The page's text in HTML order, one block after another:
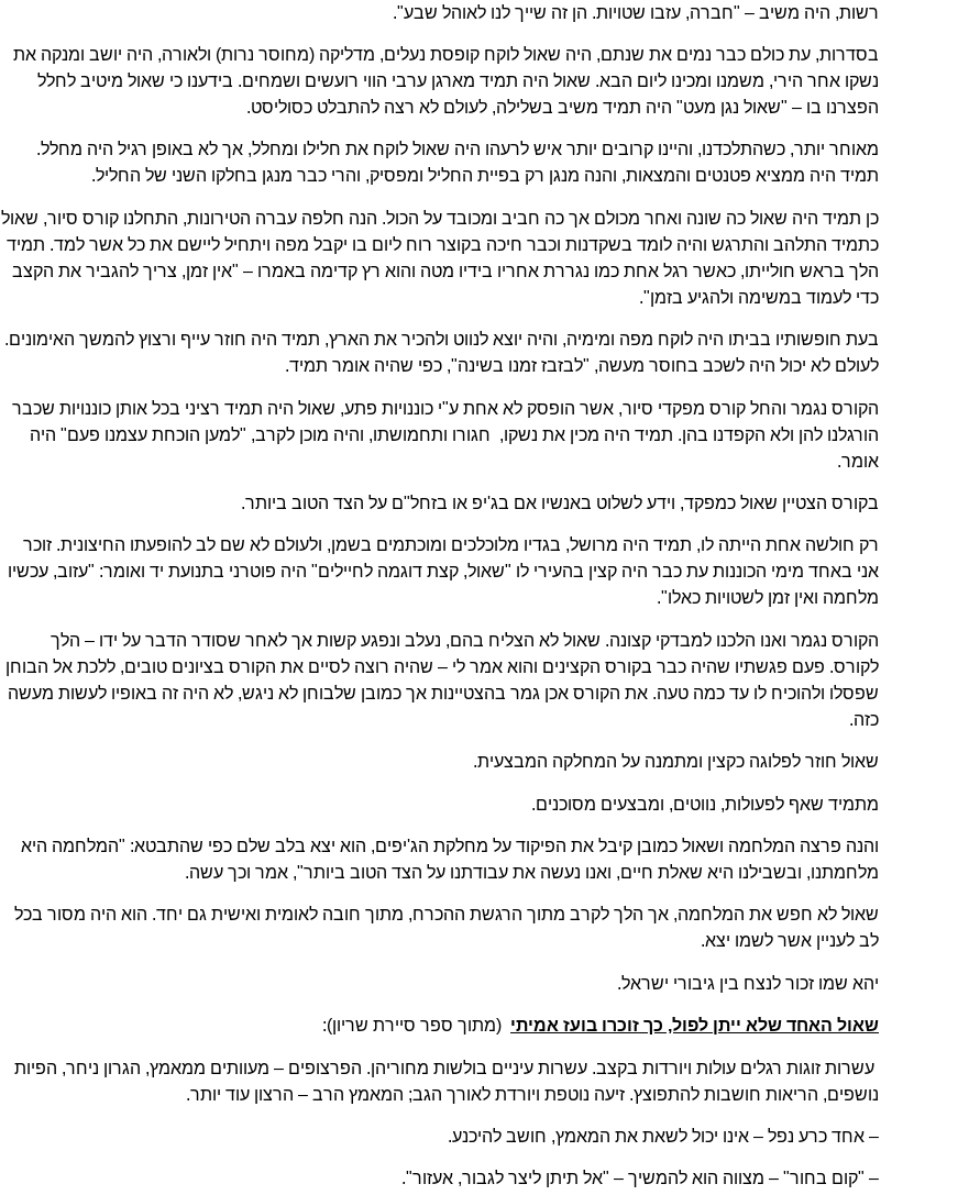
רשות, היה משיב – "חברה, עזבו שטויות. הן זה שייך לנו לאוהל שבע".
בסדרות, עת כולם כבר נמים את שנתם, היה שאול לוקח קופסת נעלים, מדליקה (מחוסר נרות) ולאורה, היה יושב ומנקה את
נשקו אחר הירי, משמנו ומכינו ליום הבא. שאול היה תמיד מארגן ערבי הווי רועשים ושמחים. בידענו כי שאול מיטיב לחלל
הפצרנו בו – "שאול נגן מעט" היה תמיד משיב בשלילה, לעולם לא רצה להתבלט כסוליסט.
מאוחר יותר, כשהתלכדנו, והיינו קרובים יותר איש לרעהו היה שאול לוקח את חלילו ומחלל, אך לא באופן רגיל היה מחלל.
תמיד היה ממציא פטנטים והמצאות, והנה מנגן רק בפיית החליל ומפסיק, והרי כבר מנגן בחלקו השני של החליל.
כן תמיד היה שאול כה שונה ואחר מכולם אך כה חביב ומכובד על הכול. הנה חלפה עברה הטירונות, התחלנו קורס סיור, שאול
כתמיד התלהב והתרגש והיה לומד בשקדנות וכבר חיכה בקוצר רוח ליום בו יקבל מפה ויתחיל ליישם את כל אשר למד. תמיד
הלך בראש חולייתו, כאשר רגל אחת כמו נגררת אחריו בידיו מטה והוא רץ קדימה באמרו – "אין זמן, צריך להגביר את הקצב
כדי לעמוד במשימה ולהגיע בזמן".
בעת חופשותיו בביתו היה לוקח מפה ומימיה, והיה יוצא לנווט ולהכיר את הארץ, תמיד היה חוזר עייף ורצוץ להמשך האימונים.
לעולם לא יכול היה לשכב בחוסר מעשה, "לבזבז זמנו בשינה", כפי שהיה אומר תמיד.
הקורס נגמר והחל קורס מפקדי סיור, אשר הופסק לא אחת ע"י כוננויות פתע, שאול היה תמיד רציני בכל אותן כוננויות שכבר
הורגלנו להן ולא הקפדנו בהן. תמיד היה מכין את נשקו, חגורו ותחמושתו, והיה מוכן לקרב, "למען הוכחת עצמנו פעם" היה
אומר.
בקורס הצטיין שאול כמפקד, וידע לשלוט באנשיו אם בג'יפ או בזחל"ם על הצד הטוב ביותר.
רק חולשה אחת הייתה לו, תמיד היה מרושל, בגדיו מלוכלכים ומוכתמים בשמן, ולעולם לא שם לב להופעתו החיצונית. זוכר
אני באחד מימי הכוננות עת כבר היה קצין בהעירי לו "שאול, קצת דוגמה לחיילים" היה פוטרני בתנועת יד ואומר: "עזוב, עכשיו
מלחמה ואין זמן לשטויות כאלו".
הקורס נגמר ואנו הלכנו למבדקי קצונה. שאול לא הצליח בהם, נעלב ונפגע קשות אך לאחר שסודר הדבר על ידו – הלך
לקורס. פעם פגשתיו שהיה כבר בקורס הקצינים והוא אמר לי – שהיה רוצה לסיים את הקורס בציונים טובים, ללכת אל הבוחן
שפסלו ולהוכיח לו עד כמה טעה. את הקורס אכן גמר בהצטיינות אך כמובן שלבוחן לא ניגש, לא היה זה באופיו לעשות מעשה
כזה.
שאול חוזר לפלוגה כקצין ומתמנה על המחלקה המבצעית.
מתמיד שאף לפעולות, נווטים, ומבצעים מסוכנים.
והנה פרצה המלחמה ושאול כמובן קיבל את הפיקוד על מחלקת הג'יפים, הוא יצא בלב שלם כפי שהתבטא: "המלחמה היא
מלחמתנו, ובשבילנו היא שאלת חיים, ואנו נעשה את עבודתנו על הצד הטוב ביותר", אמר וכך עשה.
שאול לא חפש את המלחמה, אך הלך לקרב מתוך הרגשת ההכרח, מתוך חובה לאומית ואישית גם יחד. הוא היה מסור בכל
לב לעניין אשר לשמו יצא.
יהא שמו זכור לנצח בין גיבורי ישראל.
שאול האחד שלא ייתן לפול, כך זוכרו בועז אמיתי (מתוך ספר סיירת שריון):
עשרות זוגות רגלים עולות ויורדות בקצב. עשרות עיניים בולשות מחוריהן. הפרצופים – מעוותים ממאמץ, הגרון ניחר, הפיות
נושפים, הריאות חושבות להתפוצץ. זיעה נוטפת ויורדת לאורך הגב; המאמץ הרב – הרצון עוד יותר.
– אחד כרע נפל – אינו יכול לשאת את המאמץ, חושב להיכנע.
– "קום בחור" – מצווה הוא להמשיך – "אל תיתן ליצר לגבור, אעזור".